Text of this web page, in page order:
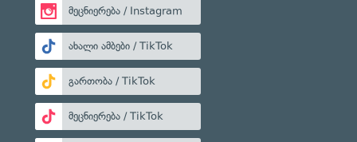
მეცნიერება / Instagram
ახალი ამბები / TikTok
გართობა / TikTok
მეცნიერება / TikTok